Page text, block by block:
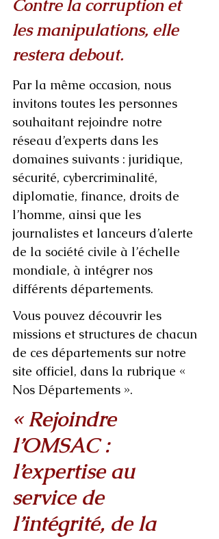
Contre la corruption et
les manipulations, elle
restera debout.
Par la même occasion, nous
invitons toutes les personnes
souhaitant rejoindre notre
réseau d’experts dans les
domaines suivants : juridique,
sécurité, cybercriminalité,
diplomatie, finance, droits de
l’homme, ainsi que les
journalistes et lanceurs d’alerte
de la société civile à l’échelle
mondiale, à intégrer nos
différents départements.
Vous pouvez découvrir les
missions et structures de chacun
de ces départements sur notre
site officiel, dans la rubrique «
Nos Départements ».
« Rejoindre
l’OMSAC :
l’expertise au
service de
l’intégrité, de la